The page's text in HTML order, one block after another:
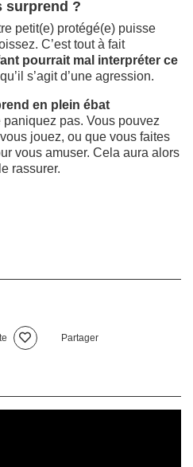
surprend ?
petit(e) protégé(e) puisse
C’est tout à fait
pourrait mal interpréter ce
s’agit d’une agression.
en plein ébat
paniquez pas. Vous pouvez
jouez, ou que vous faites
vous amuser. Cela aura alors
rassurer.
Partager